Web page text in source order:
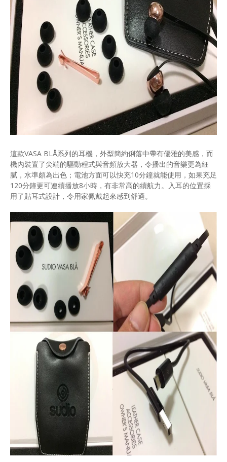
這款VASA BLÅ系列的耳機，外型簡約俐落中帶有優雅的美感，而
機內裝置了尖端的驅動程式與音頻放大器，令播出的音樂更為細
膩，水準頗為出色；電池方面可以快充10分鐘就能使用，如果充足
120分鐘更可連續播放8小時，有非常高的續航力。入耳的位置採
用了貼耳式設計，令用家佩戴起來感到舒適。